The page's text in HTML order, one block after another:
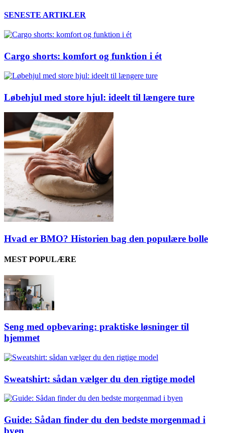
SENESTE ARTIKLER
Cargo shorts: komfort og funktion i ét
Løbehjul med store hjul: ideelt til længere ture
Hvad er BMO? Historien bag den populære bolle
MEST POPULÆRE
Seng med opbevaring: praktiske løsninger til
hjemmet
Sweatshirt: sådan vælger du den rigtige model
Guide: Sådan finder du den bedste morgenmad i
byen